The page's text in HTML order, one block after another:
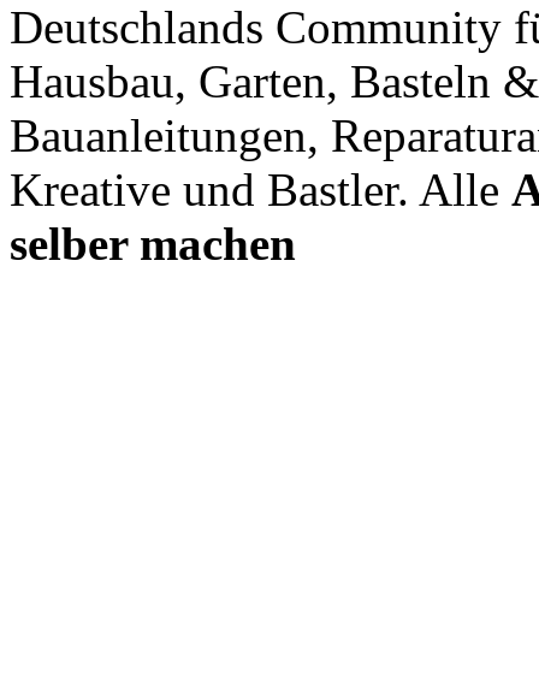
Deutschlands Community
Hausbau, Garten, Basteln
Bauanleitungen,
Kreative und Bastler. Alle
selber machen